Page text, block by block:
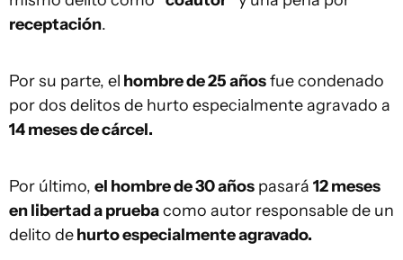
receptación.
Por su parte, el hombre de 25 añosfue condenado
por dos delitos de hurto especialmente agravado a
14 meses de cárcel.
Por último, el hombre de 30 años pasará 12 meses
en libertad a pruebacomo autor responsable de un
delito dehurto especialmente agravado.